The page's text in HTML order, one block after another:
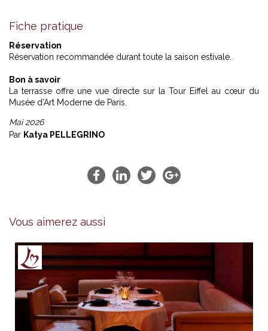
Fiche pratique
Réservation
Réservation recommandée durant toute la saison estivale.
Bon à savoir
La terrasse offre une vue directe sur la Tour Eiffel au cœur du
Musée d’Art Moderne de Paris.
Mai 2026
Par Katya PELLEGRINO
Vous aimerez aussi